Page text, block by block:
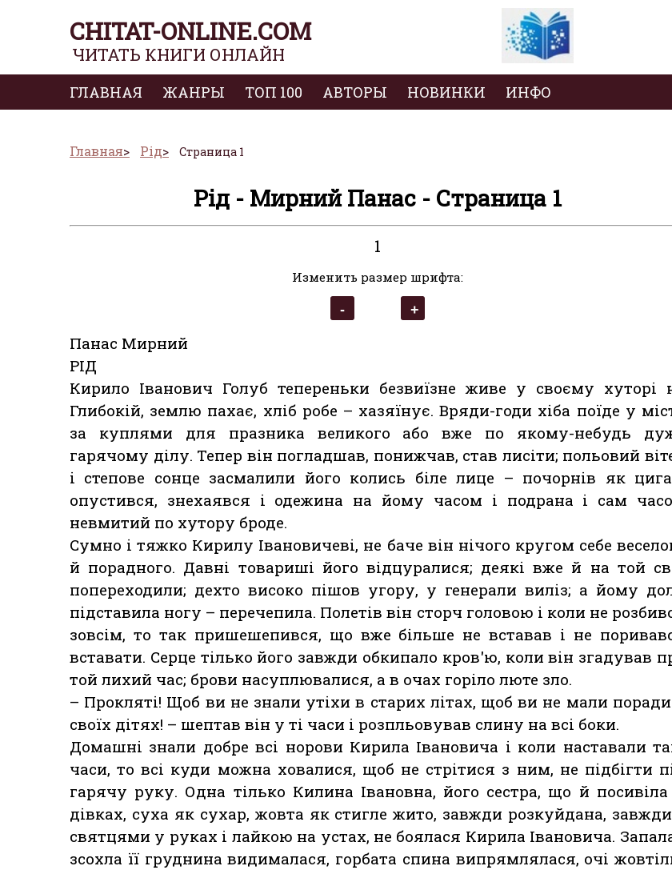
CHITAT-ONLINE.COM
ЧИТАТЬ КНИГИ ОНЛАЙН
ГЛАВНАЯ ЖАНРЫ ТОП 100 АВТОРЫ НОВИНКИ ИНФО
Главная Рід Страница 1
Рід - Мирний Панас - Страница 1
1
Изменить размер шрифта:
Панас Мирний
РІД
Кирило Іванович Голуб тепереньки безвиїзне живе у своєму хуторі
Глибокій, землю пахає, хліб робе – хазяїнує. Вряди-годи хіба поїде у
за куплями для празника великого або вже по якому-небудь
гарячому ділу. Тепер він погладшав, понижчав, став лисіти; польовий
і степове сонце засмалили його колись біле лице – почорнів як
опустився, знехаявся і одежина на йому часом і подрана і сам
невмитий по хутору броде.
Сумно і тяжко Кирилу Івановичеві, не баче він нічого кругом себе
й порадного. Давні товариші його відцуралися; деякі вже й на той
попереходили; дехто високо пішов угору, у генерали виліз; а йому
підставила ногу – перечепила. Полетів він сторч головою і коли не
зовсім, то так пришешепився, що вже більше не вставав і не
вставати. Серце тілько його завжди обкипало кров'ю, коли він згадував
той лихий час; брови насуплювалися, а в очах горіло люте зло.
– Прокляті! Щоб ви не знали утіхи в старих літах, щоб ви не мали
своїх дітях! – шептав він у ті часи і розпльовував слину на всі боки.
Домашні знали добре всі норови Кирила Івановича і коли наставали
часи, то всі куди можна ховалися, щоб не стрітися з ним, не підбігти
гарячу руку. Одна тілько Килина Івановна, його сестра, що й
дівках, суха як сухар, жовта як стигле жито, завжди розкуйдана,
святцями у руках і лайкою на устах, не боялася Кирила Івановича.
зсохла її груднина видималася, горбата спина випрямлялася, очі